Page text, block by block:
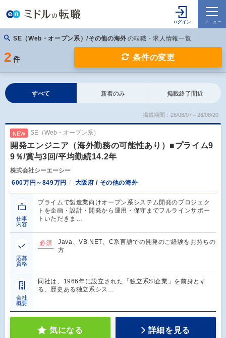
SE（Web・オープン系）/その他の海外の転職・求人情報一覧
2 件 条件の変更
すべて 新着のみ 掲載終了間近
掲載期間：26/08/07～26/08/20
NEW SE（Web・オープン系）
開発エンジニア（海外勤務の可能性あり）■プライム9
9％/賞与3回/平均勤続14.2年
株式会社シーエーシー
600万円～849万円
大阪府 / その他の海外
仕事
内容
プライムで製造業向けオープン系システム開発のプロジェク
トを企画・設計・開発から運用・保守までフルラインサポー
トいただきま…
応募
資格
必須
Java、VB.NET、C系言語での開発のご経験をお持ちの
方
会社
概要
同社は、1966年に設立された「独立系SI企業」を前身とす
る、歴史ある独立系シス…
気になる 詳細を見る